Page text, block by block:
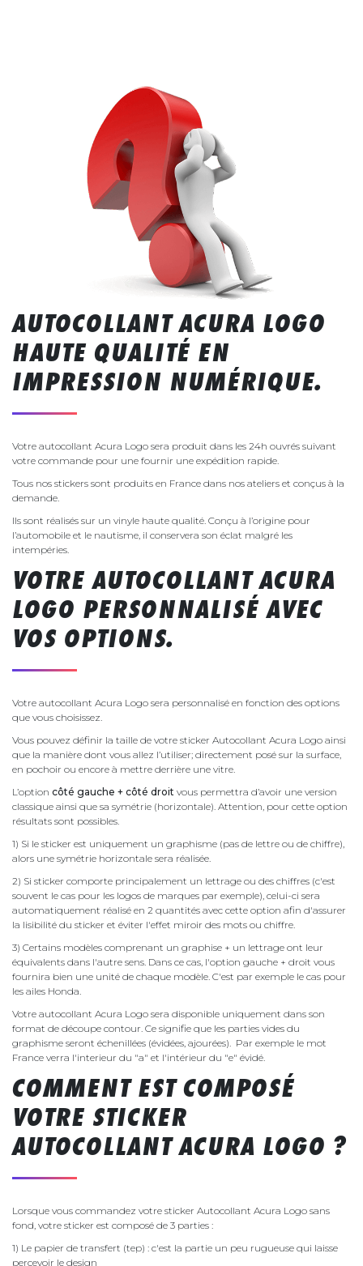
AUTOCOLLANT ACURA LOGO
HAUTE QUALITÉ EN
IMPRESSION NUMÉRIQUE.
Votre autocollant Acura Logo sera produit dans les 24h ouvrés suivant
votre commande pour une fournir une expédition rapide.
Tous nos stickers sont produits en France dans nos ateliers et conçus à la
demande.
Ils sont réalisés sur un vinyle haute qualité. Conçu à l’origine pour
l’automobile et le nautisme, il conservera son éclat malgré les
intempéries.
VOTRE AUTOCOLLANT ACURA
LOGO PERSONNALISÉ AVEC
VOS OPTIONS.
Votre autocollant Acura Logo sera personnalisé en fonction des options
que vous choisissez.
Vous pouvez définir la taille de votre sticker Autocollant Acura Logo ainsi
que la manière dont vous allez l’utiliser; directement posé sur la surface,
en pochoir ou encore à mettre derrière une vitre.
L’option côté gauche + côté droit vous permettra d’avoir une version
classique ainsi que sa symétrie (horizontale). Attention, pour cette option
résultats sont possibles.
1) Si le sticker est uniquement un graphisme (pas de lettre ou de chiffre),
alors une symétrie horizontale sera réalisée.
2) Si sticker comporte principalement un lettrage ou des chiffres (c'est
souvent le cas pour les logos de marques par exemple), celui-ci sera
automatiquement réalisé en 2 quantités avec cette option afin d'assurer
la lisibilité du sticker et éviter l'effet miroir des mots ou chiffre.
3) Certains modèles comprenant un graphise + un lettrage ont leur
équivalents dans l'autre sens. Dans ce cas, l'option gauche + droit vous
fournira bien une unité de chaque modèle. C'est par exemple le cas pour
les ailes Honda.
Votre autocollant Acura Logo sera disponible uniquement dans son
format de découpe contour. Ce signifie que les parties vides du
graphisme seront échenillées (évidées, ajourées). Par exemple le mot
France verra l'interieur du "a" et l'intérieur du "e" évidé.
COMMENT EST COMPOSÉ
VOTRE STICKER
AUTOCOLLANT ACURA LOGO ?
Lorsque vous commandez votre sticker Autocollant Acura Logo sans
fond, votre sticker est composé de 3 parties :
1) Le papier de transfert (tep) : c'est la partie un peu rugueuse qui laisse
percevoir le design